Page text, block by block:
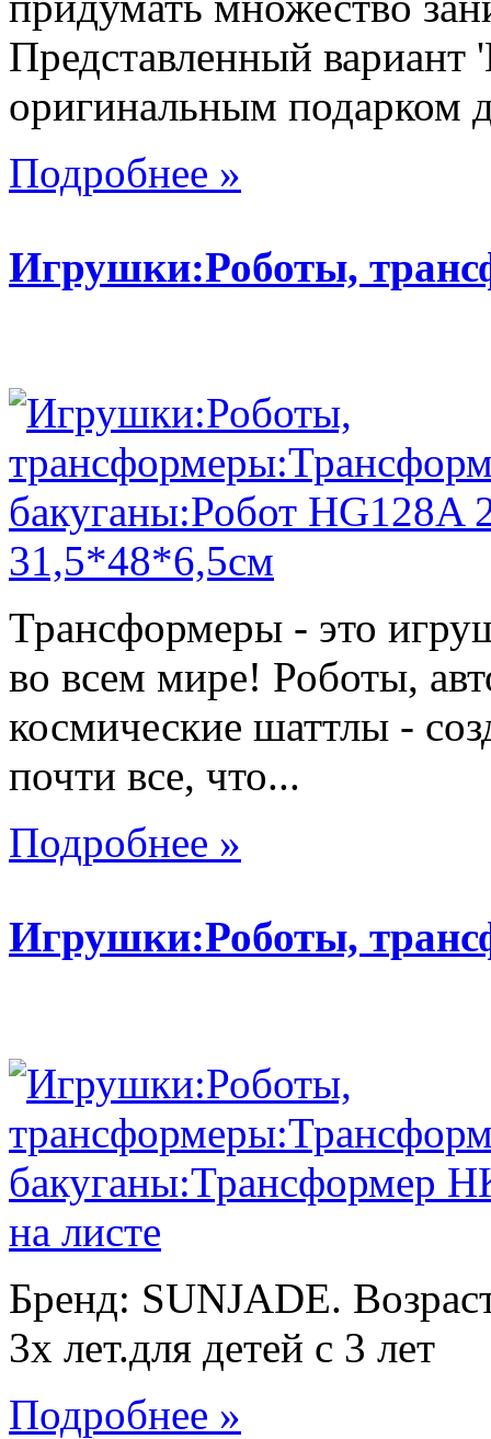
Представленный
оригинальным подарком
Подробнее »
Игрушки:Роботы,
Трансформеры - это
во всем мире! Роботы,
космические шаттлы -
почти все, что...
Подробнее »
Игрушки:Роботы,
Бренд: SUNJADE.
3х лет.для детей с 3 лет
Подробнее »